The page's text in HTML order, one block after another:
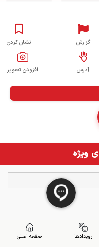
گزارش نشان کردن
آدرس افزودن تصویر
ویژه
رویدادها صفحه اصلی